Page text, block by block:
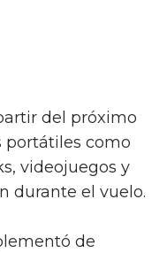
del próximo
portátiles como
videojuegos y
durante el vuelo.
de